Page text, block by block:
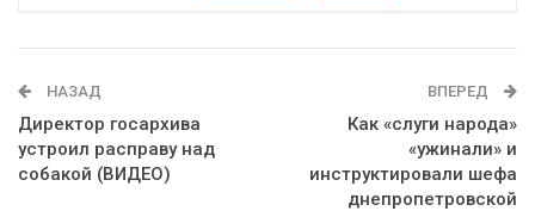
НАЗАД
Директор госархива
устроил расправу над
собакой (ВИДЕО)
ВПЕРЕД
Как «слуги народа»
«ужинали» и
инструктировали шефа
днепропетровской